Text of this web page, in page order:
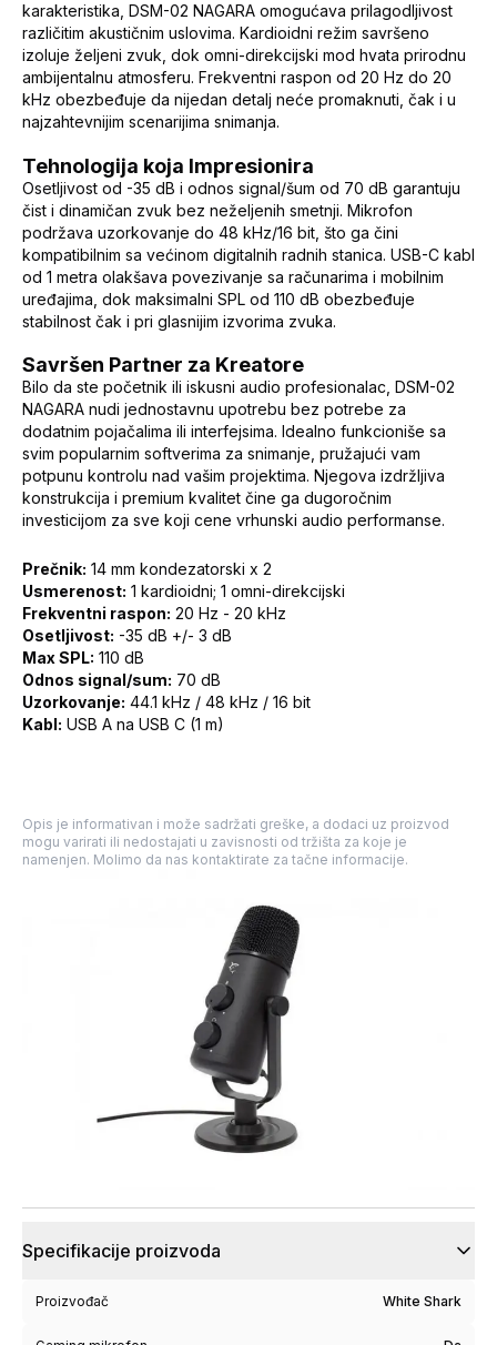
karakteristika, DSM-02 NAGARA omogućava prilagodljivost
različitim akustičnim uslovima. Kardioidni režim savršeno
izoluje željeni zvuk, dok omni-direkcijski mod hvata prirodnu
ambijentalnu atmosferu. Frekventni raspon od 20 Hz do 20
kHz obezbeđuje da nijedan detalj neće promaknuti, čak i u
najzahtevnijim scenarijima snimanja.
Tehnologija koja Impresionira
Osetljivost od -35 dB i odnos signal/šum od 70 dB garantuju
čist i dinamičan zvuk bez neželjenih smetnji. Mikrofon
podržava uzorkovanje do 48 kHz/16 bit, što ga čini
kompatibilnim sa većinom digitalnih radnih stanica. USB-C kabl
od 1 metra olakšava povezivanje sa računarima i mobilnim
uređajima, dok maksimalni SPL od 110 dB obezbeđuje
stabilnost čak i pri glasnijim izvorima zvuka.
Savršen Partner za Kreatore
Bilo da ste početnik ili iskusni audio profesionalac, DSM-02
NAGARA nudi jednostavnu upotrebu bez potrebe za
dodatnim pojačalima ili interfejsima. Idealno funkcioniše sa
svim popularnim softverima za snimanje, pružajući vam
potpunu kontrolu nad vašim projektima. Njegova izdržljiva
konstrukcija i premium kvalitet čine ga dugoročnim
investicijom za sve koji cene vrhunski audio performanse.
Prečnik: 14 mm kondezatorski x 2
Usmerenost: 1 kardioidni; 1 omni-direkcijski
Frekventni raspon: 20 Hz - 20 kHz
Osetljivost: -35 dB +/- 3 dB
Max SPL: 110 dB
Odnos signal/sum: 70 dB
Uzorkovanje: 44.1 kHz / 48 kHz / 16 bit
Kabl: USB A na USB C (1 m)
Opis je informativan i može sadržati greške, a dodaci uz proizvod
mogu varirati ili nedostajati u zavisnosti od tržišta za koje je
namenjen. Molimo da nas kontaktirate za tačne informacije.
Specifikacije proizvoda
Proizvođač White Shark